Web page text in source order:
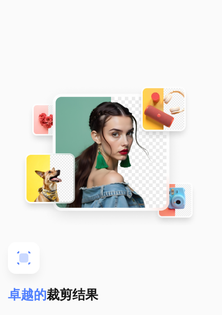
卓越的裁剪结果